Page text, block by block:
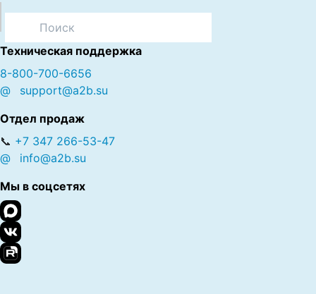
Техническая поддержка
8-800-700-6656
@
support@a2b.su
Отдел продаж
📞 +7 347 266-53-47
@
info@a2b.su
Мы в соцсетях